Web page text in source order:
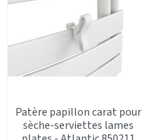
Patère papillon carat pour
sèche-serviettes lames